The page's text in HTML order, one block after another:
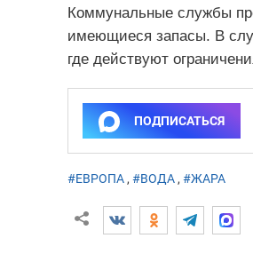
Коммунальные службы
имеющиеся запасы. В
где действуют
ПОДПИСАТЬСЯ
#ЕВРОПА, #ВОДА, #ЖАРА